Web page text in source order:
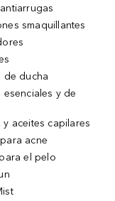
smaquillantes
de ducha
esenciales y de
y aceites capilares
acne
el pelo